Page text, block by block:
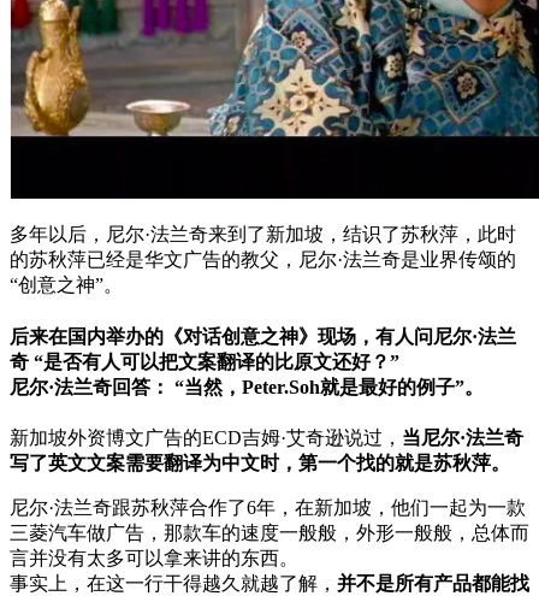
多年以后，尼尔·法兰奇来到了新加坡，结识了苏秋萍，此时
的苏秋萍已经是华文广告的教父，尼尔·法兰奇是业界传颂的
“创意之神”。
后来在国内举办的《对话创意之神》现场，有人问尼尔·法兰
奇 “是否有人可以把文案翻译的比原文还好？”
尼尔·法兰奇回答： “当然，Peter.Soh就是最好的例子”。
新加坡外资博文广告的ECD吉姆·艾奇逊说过， 当尼尔·法兰奇
写了英文文案需要翻译为中文时，第一个找的就是苏秋萍。
尼尔·法兰奇跟苏秋萍合作了6年，在新加坡，他们一起为一款
三菱汽车做广告，那款车的速度一般般，外形一般般，总体而
言并没有太多可以拿来讲的东西。
事实上，在这一行干得越久就越了解， 并不是所有产品都能找